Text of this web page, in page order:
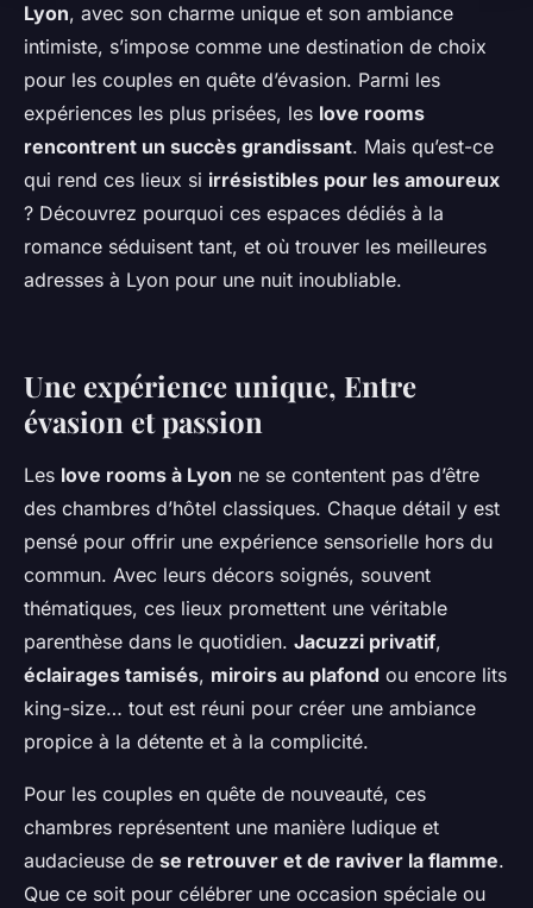
Lyon, avec son charme unique et son ambiance
intimiste, s’impose comme une destination de choix
pour les couples en quête d’évasion. Parmi les
expériences les plus prisées, les love rooms
rencontrent un succès grandissant. Mais qu’est-ce
qui rend ces lieux si irrésistibles pour les amoureux
? Découvrez pourquoi ces espaces dédiés à la
romance séduisent tant, et où trouver les meilleures
adresses à Lyon pour une nuit inoubliable.
Une expérience unique, Entre
évasion et passion
Les love rooms à Lyon ne se contentent pas d’être
des chambres d’hôtel classiques. Chaque détail y est
pensé pour offrir une expérience sensorielle hors du
commun. Avec leurs décors soignés, souvent
thématiques, ces lieux promettent une véritable
parenthèse dans le quotidien. Jacuzzi privatif,
éclairages tamisés, miroirs au plafond ou encore lits
king-size… tout est réuni pour créer une ambiance
propice à la détente et à la complicité.
Pour les couples en quête de nouveauté, ces
chambres représentent une manière ludique et
audacieuse de se retrouver et de raviver la flamme.
Que ce soit pour célébrer une occasion spéciale ou